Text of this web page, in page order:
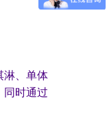
淋、单体
同时通过